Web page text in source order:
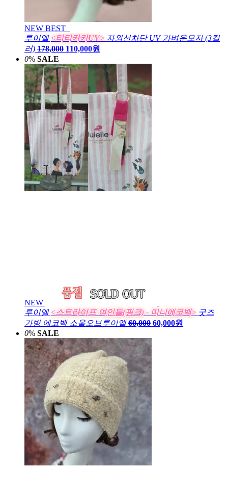
NEW BEST
루이엘 <티티카카UV> 자외선차단 UV 가벼운모자 (3컬
러) 178,000 110,000원
0% SALE
NEW
루이엘 <스트라이프 여인들(핑크) - 미니에코백> 굿즈
가방 에코백 소울오브루이엘 60,000 60,000원
0% SALE